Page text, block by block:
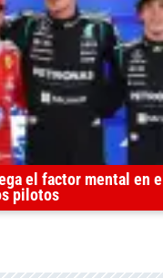
el factor mental en el
pilotos